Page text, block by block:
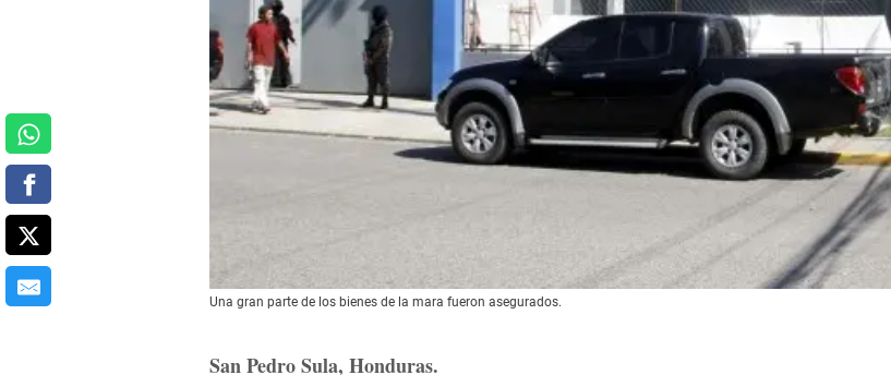
Una gran parte de los bienes de la mara fueron asegurados.
San Pedro Sula, Honduras.